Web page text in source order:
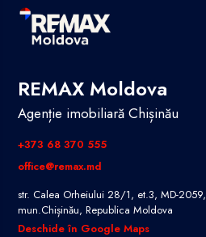
REMAX Moldova
Agenție imobiliară Chișinău
+373 68 370 555
office@remax.md
str. Calea Orheiului 28/1, et.3, MD-2059,
mun.Chișinău, Republica Moldova
Deschide în Google Maps